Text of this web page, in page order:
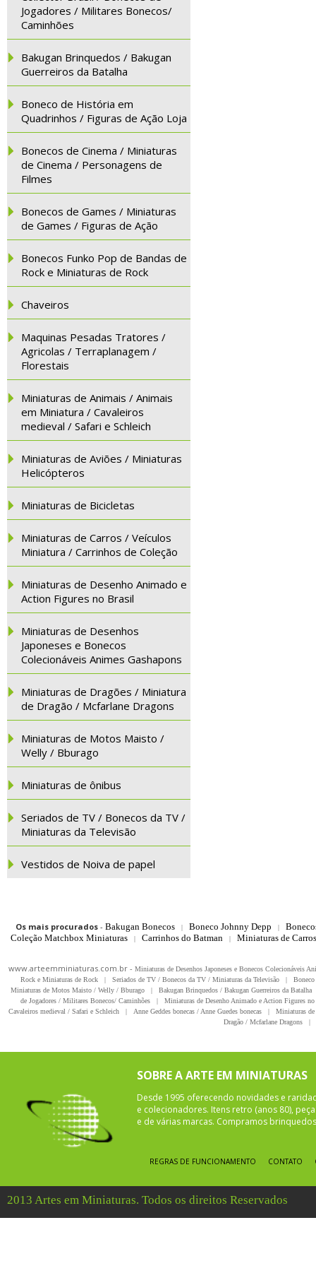
Jogadores / Militares Bonecos/
Caminhões
Bakugan Brinquedos / Bakugan
Guerreiros da Batalha
Boneco de História em
Quadrinhos / Figuras de Ação Loja
Bonecos de Cinema / Miniaturas
de Cinema / Personagens de
Filmes
Bonecos de Games / Miniaturas
de Games / Figuras de Ação
Bonecos Funko Pop de Bandas de
Rock e Miniaturas de Rock
Chaveiros
Maquinas Pesadas Tratores /
Agricolas / Terraplanagem /
Florestais
Miniaturas de Animais / Animais
em Miniatura / Cavaleiros
medieval / Safari e Schleich
Miniaturas de Aviões / Miniaturas
Helicópteros
Miniaturas de Bicicletas
Miniaturas de Carros / Veículos
Miniatura / Carrinhos de Coleção
Miniaturas de Desenho Animado e
Action Figures no Brasil
Miniaturas de Desenhos
Japoneses e Bonecos
Colecionáveis Animes Gashapons
Miniaturas de Dragões / Miniatura
de Dragão / Mcfarlane Dragons
Miniaturas de Motos Maisto /
Welly / Bburago
Miniaturas de ônibus
Seriados de TV / Bonecos da TV /
Miniaturas da Televisão
Vestidos de Noiva de papel
Os mais procurados- Bakugan Bonecos | Boneco Johnny Depp |
Coleção Matchbox Miniaturas
| Carrinhos do Batman | Miniaturas de
www.arteemminiaturas.com.br - Miniaturas de Desenhos Japoneses e Bonecos Colecionáveis
Rock e Miniaturas de Rock
| Seriados de TV / Bonecos da TV / Miniaturas da Televisão |
Miniaturas de Motos Maisto / Welly / Bburago
| Bakugan Brinquedos / Bakugan Guerreiros da Batalha
de Jogadores / Militares Bonecos/ Caminhões
|
Miniaturas de Desenho Animado e Action Figures
Cavaleiros medieval / Safari e Schleich
| Anne Geddes bonecas / Anne Guedes bonecas |
Miniaturas
Dragão / Mcfarlane Dragons
|
SOBRE A ARTE EM MINIATURAS
Desde 1995 oferecendo novidades e
e colecionadores. Itens retro (anos 80),
e de várias marcas. Compramos
REGRAS DE FUNCIONAMENTO CONTATO
2013 Artes em Miniaturas. Todos os direitos Reservados